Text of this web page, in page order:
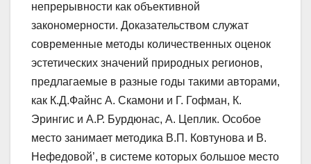
непрерывности как объективной
закономерности. Доказательством служат
современные методы количественных оценок
эстетических значений природных регионов,
предлагаемые в разные годы такими авторами,
как К.Д.Файнс А. Скамони и Г. Гофман, К.
Эрингис и А.Р. Бурдюнас, А. Цеплик. Особое
место занимает методика В.П. Ковтунова и В.
Нефедовой’, в системе которых большое место